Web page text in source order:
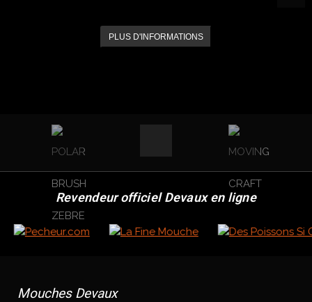
PLUS D'INFORMATIONS
Revendeur officiel Devaux en ligne
Mouches Devaux